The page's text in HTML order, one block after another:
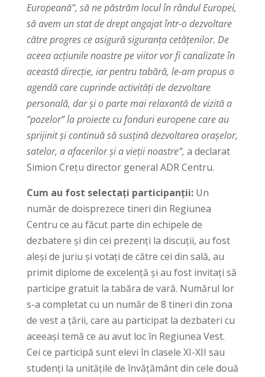
Europeană”, să ne păstrăm locul în rândul Europei,
să avem un stat de drept angajat într-o dezvoltare
către progres ce asigură siguranța cetățenilor. De
aceea acțiunile noastre pe viitor vor fi canalizate în
această direcție, iar pentru tabără, le-am propus o
agendă care cuprinde activități de dezvoltare
personală, dar și o parte mai relaxantă de vizită a
”pozelor” la proiecte cu fonduri europene care au
sprijinit și continuă să susțină dezvoltarea orașelor,
satelor, a afacerilor și a vieții noastre”, a declarat
Simion Crețu director general ADR Centru.
Cum au fost selectați participanții:Un
număr de doisprezece tineri din Regiunea
Centru ce au făcut parte din echipele de
dezbatere și din cei prezenți la discuții, au fost
aleși de juriu și votați de către cei din sală, au
primit diplome de excelență și au fost invitați să
participe gratuit la tabăra de vară. Numărul lor
s-a completat cu un număr de 8 tineri din zona
de vest a țării, care au participat la dezbateri cu
aceeași temă ce au avut loc în Regiunea Vest.
Cei ce participă sunt elevi în clasele XI-XII sau
studenți la unitățile de învățământ din cele două